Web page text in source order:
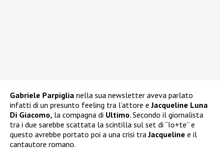
Gabriele Parpiglia nella sua newsletter aveva parlato
infatti di un presunto feeling tra l’attore eJacqueline Luna
Di Giacomo, la compagna di Ultimo. Secondo il giornalista
tra i due sarebbe scattata la scintilla sul set di “Io+te” e
questo avrebbe portato poi a una crisi traJacqueline e il
cantautore romano.